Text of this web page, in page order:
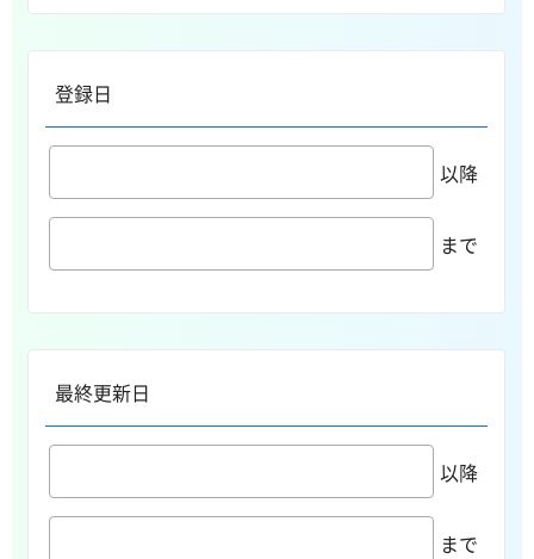
登録日
以降
まで
最終更新日
以降
まで